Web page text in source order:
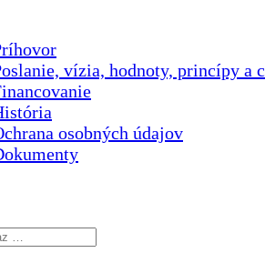
vízia, hodnoty, princípy a
osobných údajov